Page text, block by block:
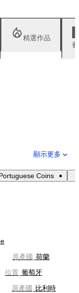
精選作品
顯示更多
Coins
原產國 荷蘭
位置 葡萄牙
原產國
比利時